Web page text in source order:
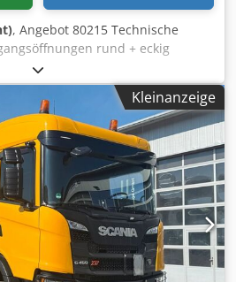
, Angebot 80215 Technische
rund + eckig
ca. 450 mm - Breite ca. 450
mm - Tischhöhe mit
B 500 x T 500 x H 720
Kleinanzeige